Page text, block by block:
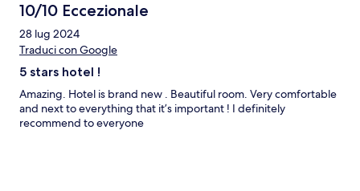
10/10 Eccezionale
28 lug 2024
Traduci con Google
5 stars hotel !
Amazing. Hotel is brand new . Beautiful room. Very comfortable
and next to everything that it’s important ! I definitely
recommend to everyone